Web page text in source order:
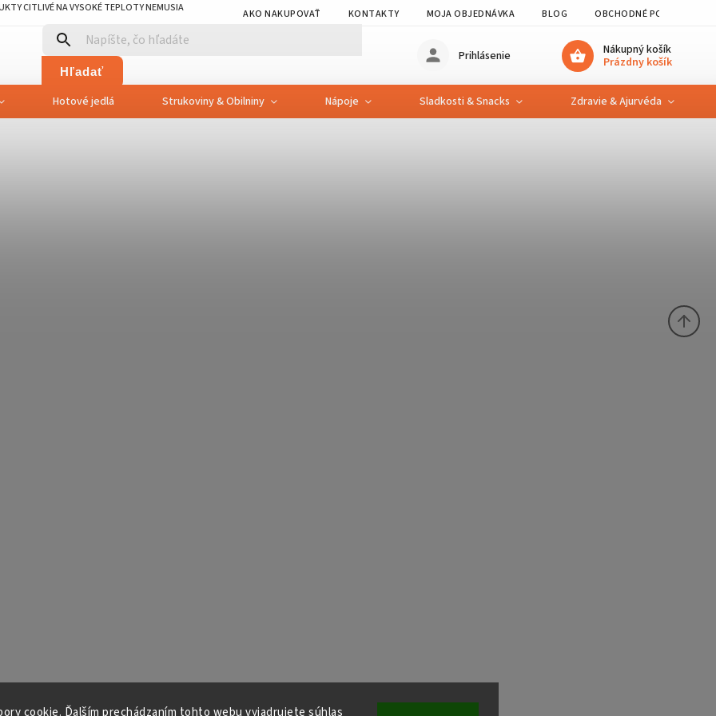
cookie. Ďalším prechádzaním tohto webu vyjadrujete súhlas
CITLIVÉ NA VYSOKÉ TEPLOTY NEMUSIA AKO NAKUPOVAŤ KONTAKTY MOJA OBJEDNÁVKA BLOG OBCHODNÉ PODMIENKY
Hľadať
Nákupný košík
Prázdny košík
Prihlásenie
Hotové jedlá Strukoviny & Obilniny Nápoje Sladkosti & Snacks Zdravie & Ajurvéda